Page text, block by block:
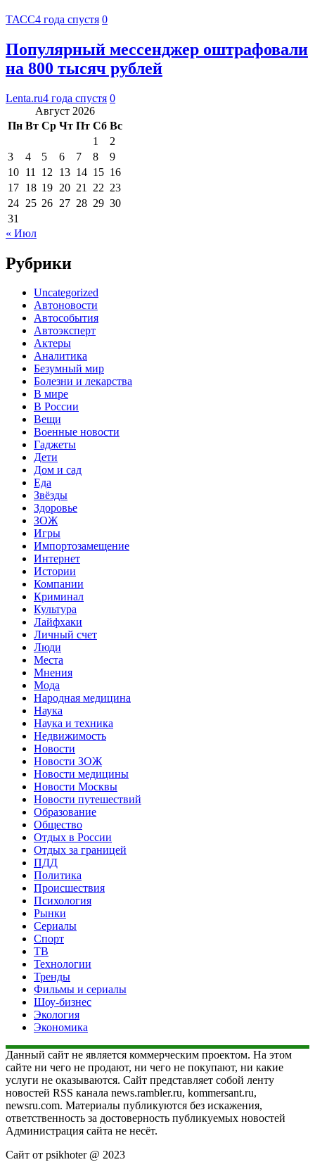
ТАСС4 года спустя 0
Популярный мессенджер оштрафовали
на 800 тысяч рублей
Lenta.ru4 года спустя 0
Август 2026
Пн Вт Ср Чт Пт Сб Вс
1
2
3
4 5 6 7 8
9
10 11 12 13 14 15 16
17 18 19 20 21 22 23
24 25 26 27 28 29 30
31
« Июл
Рубрики
Uncategorized
Автоновости
Автособытия
Автоэксперт
Актеры
Аналитика
Безумный мир
Болезни и лекарства
В мире
В России
Вещи
Военные новости
Гаджеты
Дети
Дом и сад
Еда
Звёзды
Здоровье
ЗОЖ
Игры
Импортозамещение
Интернет
Истории
Компании
Криминал
Культура
Лайфхаки
Личный счет
Люди
Места
Мнения
Мода
Народная медицина
Наука
Наука и техника
Недвижимость
Новости
Новости ЗОЖ
Новости медицины
Новости Москвы
Новости путешествий
Образование
Общество
Отдых в России
Отдых за границей
ПДД
Политика
Происшествия
Психология
Рынки
Сериалы
Спорт
ТВ
Технологии
Тренды
Фильмы и сериалы
Шоу-бизнес
Экология
Экономика
Данный сайт не является коммерческим проектом. На этом
сайте ни чего не продают, ни чего не покупают, ни какие
услуги не оказываются. Сайт представляет собой ленту
новостей RSS канала news.rambler.ru, kommersant.ru,
newsru.com. Материалы публикуются без искажения,
ответственность за достоверность публикуемых новостей
Администрация сайта не несёт.
Сайт от psikhoter @ 2023